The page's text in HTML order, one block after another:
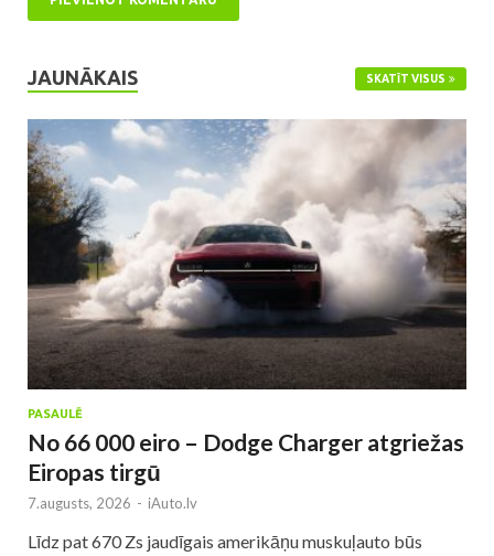
JAUNĀKAIS SKATĪT VISUS
PASAULĒ
No 66 000 eiro – Dodge Charger atgriežas
Eiropas tirgū
7.augusts, 2026 - iAuto.lv
Līdz pat 670 Zs jaudīgais amerikāņu muskuļauto būs